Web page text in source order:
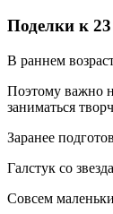
Поделки к
В раннем
Поэтому важно
заниматься
Заранее
Галстук со
Совсем